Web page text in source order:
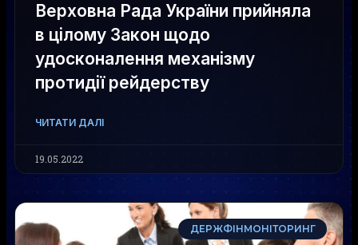
Верховна Рада України прийняла
в цілому Закон щодо
удосконалення механізму
протидії рейдерству
ЧИТАТИ ДАЛІ
19.05.2022
ДЕРЖФІНМОНІТОРИНГ